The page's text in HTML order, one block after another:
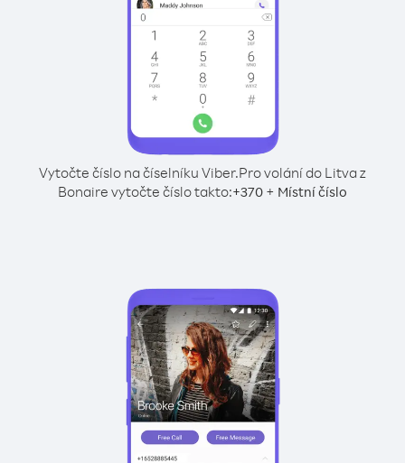
Vytočte číslo na číselníku Viber.Pro volání do Litva z
Bonaire vytočte číslo takto:+370 + Místní číslo